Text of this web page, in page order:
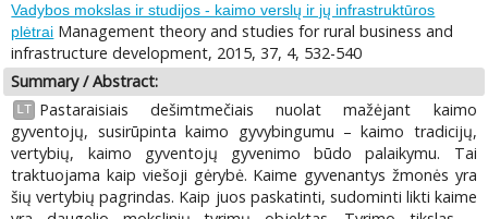
Vadybos mokslas ir studijos - kaimo verslų ir jų infrastruktūros
plėtrai Management theory and studies for rural business and
infrastructure development, 2015, 37, 4, 532-540
Summary / Abstract:
LT
Pastaraisiais dešimtmečiais nuolat mažėjant kaimo
gyventojų, susirūpinta kaimo gyvybingumu – kaimo tradicijų,
vertybių, kaimo gyventojų gyvenimo būdo palaikymu. Tai
traktuojama kaip viešoji gėrybė. Kaime gyvenantys žmonės yra
šių vertybių pagrindas. Kaip juos paskatinti, sudominti likti kaime